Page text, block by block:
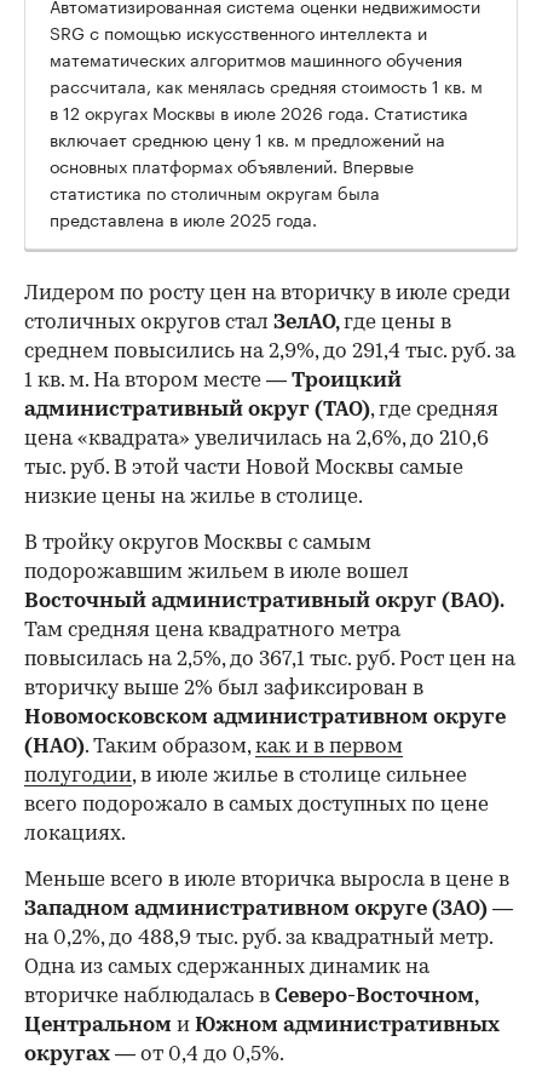
SRG с помощью искусственного интеллекта и
математических алгоритмов машинного обучения
рассчитала, как менялась средняя стоимость 1 кв. м
в 12 округах Москвы в июле 2026 года. Статистика
включает среднюю цену 1 кв. м предложений на
основных платформах объявлений. Впервые
статистика по столичным округам была
представлена в июле 2025 года.
Лидером по росту цен на вторичку в июле среди
столичных округов стал ЗелАО,где цены в
среднем повысились на 2,9%, до 291,4 тыс. руб. за
1 кв. м. На втором месте — Троицкий
административный округ (ТАО), где средняя
цена «квадрата» увеличилась на 2,6%, до 210,6
тыс. руб. В этой части Новой Москвы самые
низкие цены на жилье в столице.
В тройку округов Москвы с самым
подорожавшим жильем в июле вошел
Восточный административный округ (ВАО).
Там средняя цена квадратного метра
повысилась на 2,5%, до 367,1 тыс. руб. Рост цен на
вторичку выше 2% был зафиксирован в
Новомосковском административном округе
(НАО). Таким образом,как и в первом
полугодии, в июле жилье в столице сильнее
всего подорожало в самых доступных по цене
локациях.
Меньше всего в июле вторичка выросла в цене в
Западном административном округе (ЗАО) —
на 0,2%, до 488,9 тыс. руб. за квадратный метр.
Одна из самых сдержанных динамик на
вторичке наблюдалась в Северо-Восточном,
Центральном и Южном административных
округах — от 0,4 до 0,5%.